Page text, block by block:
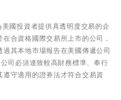
國投資者提供具透明度交易的企
合資格國際交易所上市的公司，
其本地市場報告在美國傳遞公司
司必須達致較高財務標準、奉行
守適用的證券法才符合交易資